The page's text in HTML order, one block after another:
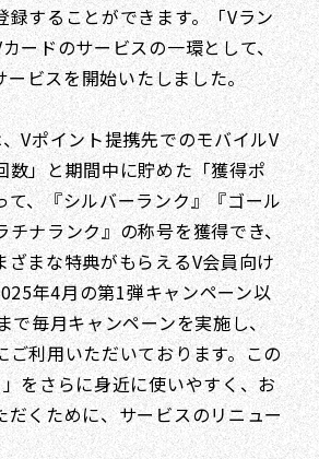
録することができます。「Vラン
ードのサービスの一環として、
ビスを開始いたしました。
Vポイント提携先でのモバイルV
数」と期間中に貯めた「獲得ポ
て、『シルバーランク』『ゴール
チナランク』の称号を獲得でき、
ざまな特典がもらえるV会員向け
年4月の第1弾キャンペーン以
で毎月キャンペーンを実施し、
ご利用いただいております。この
をさらに身近に使いやすく、お
だくために、サービスのリニュー